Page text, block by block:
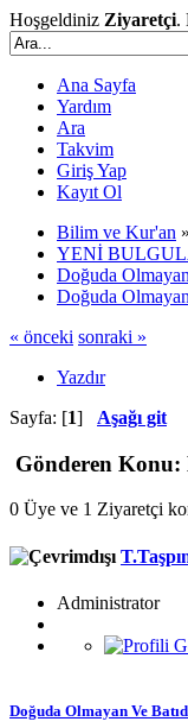
Hoşgeldiniz Ziyaretçi.
Ana Sayfa
Yardım
Ara
Takvim
Giriş Yap
Kayıt Ol
Bilim ve Kur'an »
YENİ
Doğuda
Doğuda
« önceki sonraki »
Yazdır
Sayfa: [1] Aşağı git
Gönderen Konu:
0 Üye ve 1 Ziyaretçi
Administrator
Doğuda Olmayan Ve